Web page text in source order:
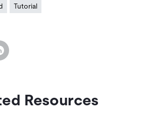
Tutorial
Resources